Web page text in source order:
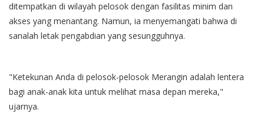
ditempatkan di wilayah pelosok dengan fasilitas minim dan
akses yang menantang. Namun, ia menyemangati bahwa di
sanalah letak pengabdian yang sesungguhnya.
"Ketekunan Anda di pelosok-pelosok Merangin adalah lentera
bagi anak-anak kita untuk melihat masa depan mereka,"
ujarnya.